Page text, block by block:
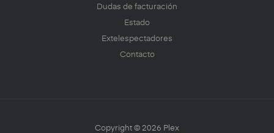
Dudas de facturación
Estado
Extelespectadores
Contacto
Copyright © 2026 Plex